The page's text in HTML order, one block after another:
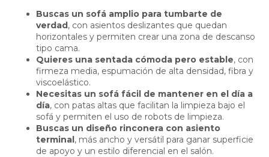
Buscas un sofá amplio para tumbarte de
verdad, con asientos deslizantes que quedan
horizontales y permiten crear una zona de descanso
tipo cama.
Quieres una sentada cómoda pero estable, con
firmeza media, espumación de alta densidad, fibra y
viscoelástico.
Necesitas un sofá fácil de mantener en el día a
día, con patas altas que facilitan la limpieza bajo el
sofá y permiten el uso de robots de limpieza.
Buscas un diseño rinconera con asiento
terminal, más ancho y versátil para ganar superficie
de apoyo y un estilo diferencial en el salón.